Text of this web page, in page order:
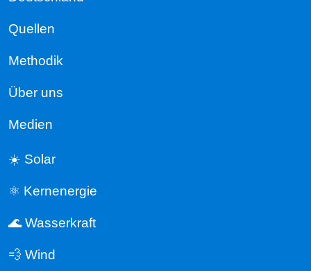
Quellen
Methodik
Über uns
Medien
☀️ Solar
⚛️ Kernenergie
🌊 Wasserkraft
💨 Wind